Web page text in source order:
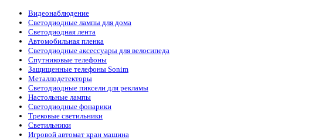
Видеонаблюдение
Светодиодные лампы для дома
Светодиодная лента
Автомобильная пленка
Светодиодные аксессуары для велосипеда
Спутниковые телефоны
Защищенные телефоны Sonim
Металлодетекторы
Светодиодные пиксели для рекламы
Настольные лампы
Светодиодные фонарики
Трековые светильники
Светильники
Игровой автомат кран машина